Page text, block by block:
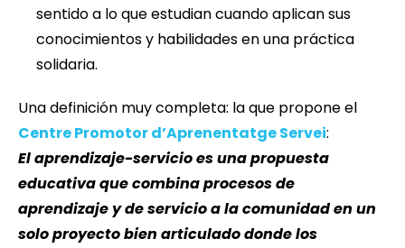
sentido a lo que estudian cuando aplican sus
conocimientos y habilidades en una práctica
solidaria.
Una definición muy completa: la que propone el
Centre Promotor d’Aprenentatge Servei:
El aprendizaje-servicio es una propuesta
educativa que combina procesos de
aprendizaje y de servicio a la comunidad en un
solo proyecto bien articulado donde los